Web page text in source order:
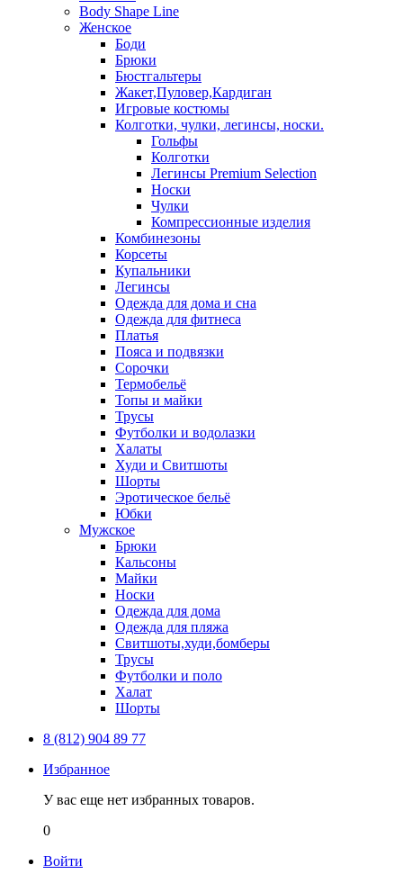
Body Shape Line
Женское
Боди
Брюки
Бюстгальтеры
Жакет,Пуловер,Кардиган
Игровые костюмы
Колготки, чулки, легинсы, носки.
Гольфы
Колготки
Легинсы Premium Selection
Носки
Чулки
Компрессионные изделия
Комбинезоны
Корсеты
Купальники
Легинсы
Одежда для дома и сна
Одежда для фитнеса
Платья
Пояса и подвязки
Сорочки
Термобельё
Топы и майки
Трусы
Футболки и водолазки
Халаты
Худи и Свитшоты
Шорты
Эротическое бельё
Юбки
Мужское
Брюки
Кальсоны
Майки
Носки
Одежда для дома
Одежда для пляжа
Свитшоты,худи,бомберы
Трусы
Футболки и поло
Халат
Шорты
8 (812) 904 89 77
Избранное
У вас еще нет избранных товаров.
0
Войти